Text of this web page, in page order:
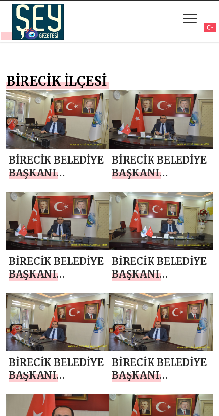
BİRECİK İLÇESİ
BİRECİK BELEDİYE
BAŞKANI
`TEN 24 TEMMUZ
GAZETECİLER VE
BASIN BAYRAMI
MESAJI
BİRECİK BELEDİYE
BAŞKANI
`TEN 15 TEMMUZ
DEMOKRASİ VE
MİLLİ BİRLİK
GÜNÜ MESAJI
BİRECİK BELEDİYE
BAŞKANI
`TEN BABALAR
GÜNÜ MESAJI
BİRECİK BELEDİYE
BAŞKANI
`TEN JANDARMA
TEŞKİLATI’NIN
187. KURULUŞ YIL
DÖNÜMÜ MESAJI
BİRECİK BELEDİYE
BAŞKANI
`TEN KURBAN
BAYRAMI MESAJI
BİRECİK BELEDİYE
BAŞKANI
`TEN 19 MAYIS
ATATÜRK’Ü